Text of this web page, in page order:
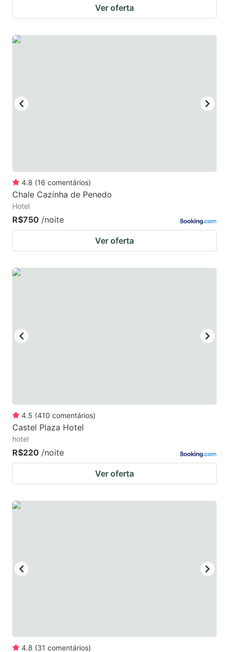
Ver oferta
4.8 (16 comentários)
Chale Cazinha de Penedo
Hotel
R$750 /noite
Ver oferta
4.5 (410 comentários)
Castel Plaza Hotel
hotel
R$220 /noite
Ver oferta
4.8 (31 comentários)